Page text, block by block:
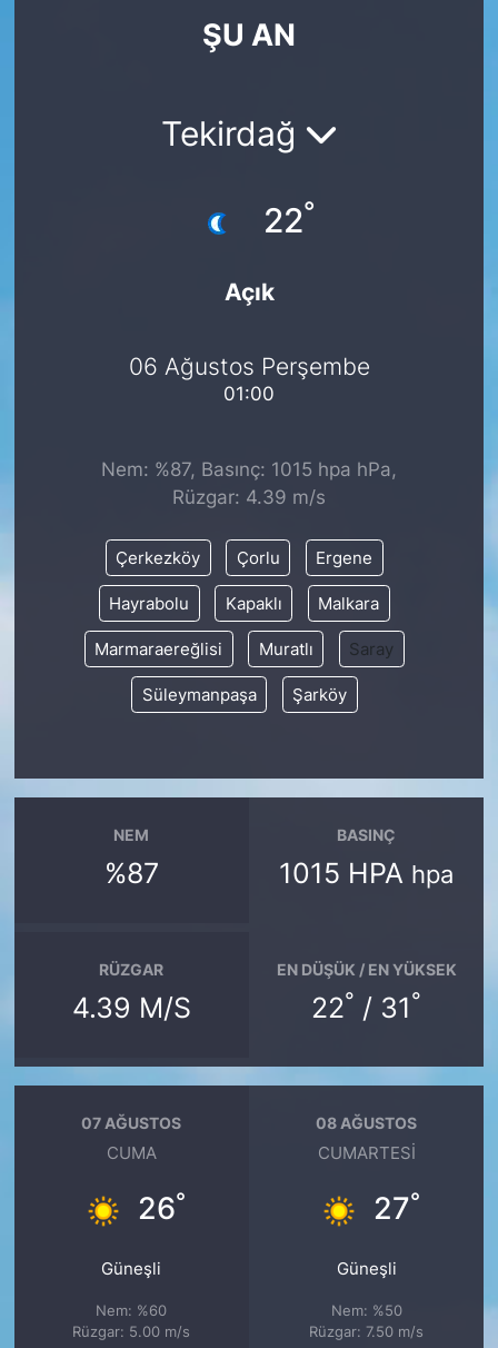
ŞU AN
Tekirdağ
22°
Açık
06 Ağustos Perşembe
01:00
Nem: %87, Basınç: 1015 hpa hPa,
Rüzgar: 4.39 m/s
Çerkezköy Çorlu Ergene
Hayrabolu Kapaklı Malkara
Marmaraereğlisi Muratlı Saray
Süleymanpaşa Şarköy
NEM
%87
BASINÇ
1015 HPA hpa
RÜZGAR
4.39 M/S
EN DÜŞÜK / EN YÜKSEK
22° / 31°
07 AĞUSTOS
CUMA
26°
Güneşli
Nem: %60
Rüzgar: 5.00 m/s
08 AĞUSTOS
CUMARTESI
27°
Güneşli
Nem: %50
Rüzgar: 7.50 m/s
KÖŞE YAZILARI
KÜLTÜR SANAT
SARIYER HABERLERİ
SİYASET
SON DAKİKA HABERİ
SPOR
TÜRKİYE VE DÜNYA GÜNDEMİ
VİDEO GALERİ
YAŞAM